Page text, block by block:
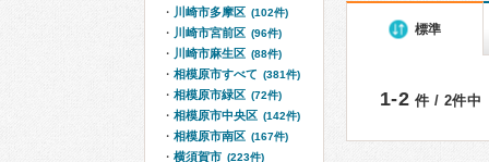
標準
1-2 件 / 2件中
川崎市多摩区 (102件)
川崎市宮前区 (96件)
川崎市麻生区 (88件)
相模原市すべて (381件)
相模原市緑区 (72件)
相模原市中央区 (142件)
相模原市南区 (167件)
横須賀市 (223件)